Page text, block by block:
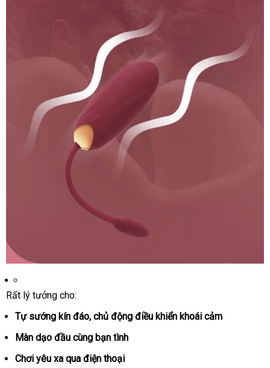
Trứng
rung
khiển
từ
VIOTEC
Rất lý tưởng cho:
Tự sướng kín đáodịch
vụ
, chủ động điều khiển khoái cảm
Màn dạo đầu cùng bạn tình
Chơi yêu xa qua điện thoại